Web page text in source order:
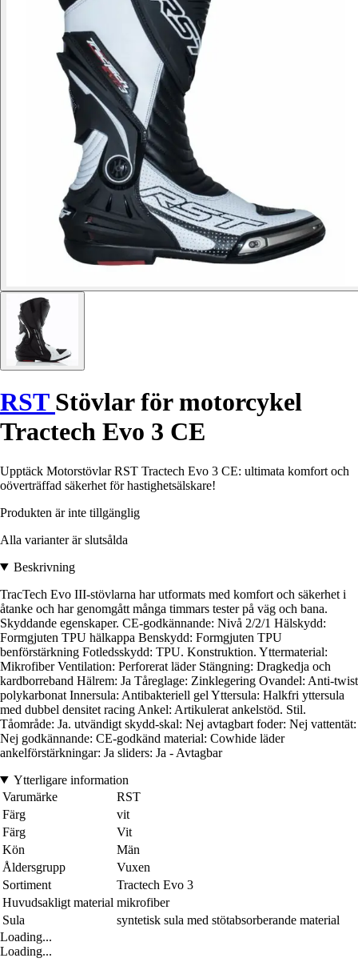
RST Stövlar för motorcykel
Tractech Evo 3 CE
Upptäck Motorstövlar RST Tractech Evo 3 CE: ultimata komfort och
oöverträffad säkerhet för hastighetsälskare!
Produkten är inte tillgänglig
Alla varianter är slutsålda
Beskrivning
TracTech Evo III-stövlarna har utformats med komfort och säkerhet i
åtanke och har genomgått många timmars tester på väg och bana.
Skyddande egenskaper. CE-godkännande: Nivå 2/2/1 Hälskydd:
Formgjuten TPU hälkappa Benskydd: Formgjuten TPU
benförstärkning Fotledsskydd: TPU. Konstruktion. Yttermaterial:
Mikrofiber Ventilation: Perforerat läder Stängning: Dragkedja och
kardborreband Hälrem: Ja Tåreglage: Zinklegering Ovandel: Anti-twist
polykarbonat Innersula: Antibakteriell gel Yttersula: Halkfri yttersula
med dubbel densitet racing Ankel: Artikulerat ankelstöd. Stil.
Tåområde: Ja. utvändigt skydd-skal: Nej avtagbart foder: Nej vattentät:
Nej godkännande: CE-godkänd material: Cowhide läder
ankelförstärkningar: Ja sliders: Ja - Avtagbar
Ytterligare information
Varumärke
RST
Färg
vit
Färg
Vit
Kön
Män
Åldersgrupp
Vuxen
Sortiment
Tractech Evo 3
Huvudsakligt material mikrofiber
Sula
syntetisk sula med stötabsorberande material
Loading...
Loading...